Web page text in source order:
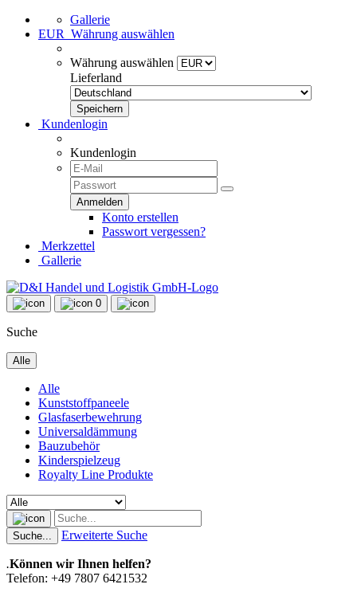
Gallerie
EUR Währung auswählen
Währung auswählen
Lieferland
Kundenlogin
Kundenlogin
Konto erstellen
Passwort vergessen?
Merkzettel
Gallerie
0
Suche
Alle
Alle
Kunststoffpaneele
Glasfaserbewehrung
Universaldämmung
Bauzubehör
Kinderspielzeug
Royalty Line Produkte
Suche... Erweiterte Suche
.Können wir Ihnen helfen?
Telefon: +49 7807 6421532